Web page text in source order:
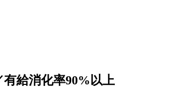
給消化率90%以上